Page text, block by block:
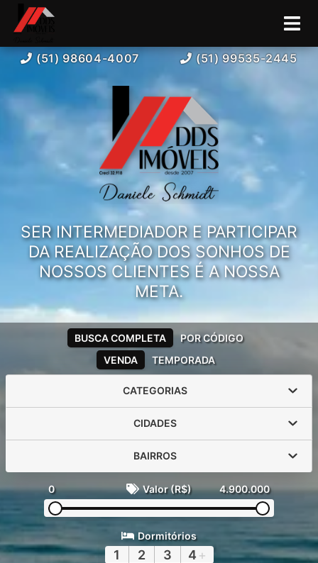
(51) 98604-4007 (51) 99535-2445
SER INTERMEDIADOR E PARTICIPAR
DA REALIZAÇÃO DOS SONHOS DE
NOSSOS CLIENTES É A NOSSA
META.
VENDA TEMPORADA
BUSCA COMPLETA POR CÓDIGO
CATEGORIAS
CIDADES
BAIRROS
0 Valor (R$) 4.900.000
Dormitórios
1 2 3 4 +